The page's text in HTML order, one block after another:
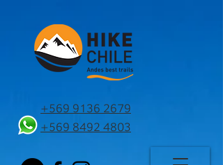
+569 9136 2679
+569 8492 4803